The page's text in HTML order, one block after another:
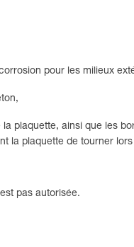
pour les milieux
plaquette, ainsi que les
la plaquette de tourner
pas autorisée.